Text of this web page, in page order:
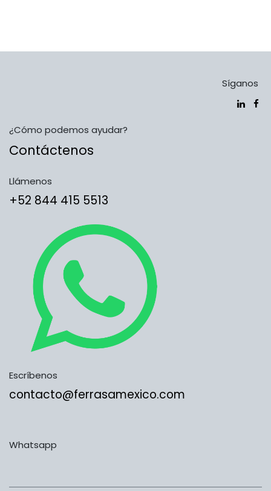
Síganos
¿Cómo podemos ayudar?
Contáctenos
Llámenos
​​​​​​​​​​​​+5​2​ ​8​4​4​ ​4​1​5​ 5​5​1​3​​​​​​​​​​​​​​
Escríbenos
contacto@ferrasamexico.com
Whatsapp